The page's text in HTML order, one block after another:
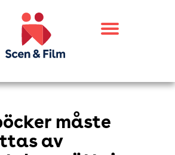
Toggle
måste
av